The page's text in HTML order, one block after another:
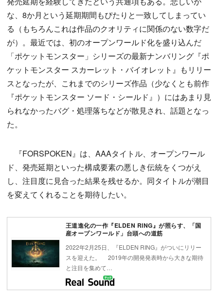
な、8か月という延期期間もぴたりと一致してしまってい
る（もちろんこれは作品のクオリティに関係のない数字だ
が）。最近では、初のオープンワールド化を盛り込んだ
「ポケットモンスター」シリーズの最新ナンバリング『ポ
ケットモンスター スカーレット・バイオレット』もリリー
スとなったが、これまでのシリーズ作品（少なくとも前作
『ポケットモンスター ソード・シールド』）にはあまり見
られなかったバグ・処理落ちなどが散見され、話題となっ
た。
『FORSPOKEN』は、AAAタイトル、オープンワール
ド、発売延期といった構成要素の悪しき伝統をくつがえ
し、注目度に見合った結果を残せるか。同タイトルが潮目
を変えてくれることを期待したい。
王道進化の一作『ELDEN RING』が照らす、「国
産オープンワールド」台頭への道筋
2022年2月25日、『ELDEN RING』がついにリリー
スを迎えた。 2019年の開発発表時から大きな期待
と注目を集めて…